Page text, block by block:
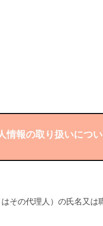
情報の取り扱いにつ